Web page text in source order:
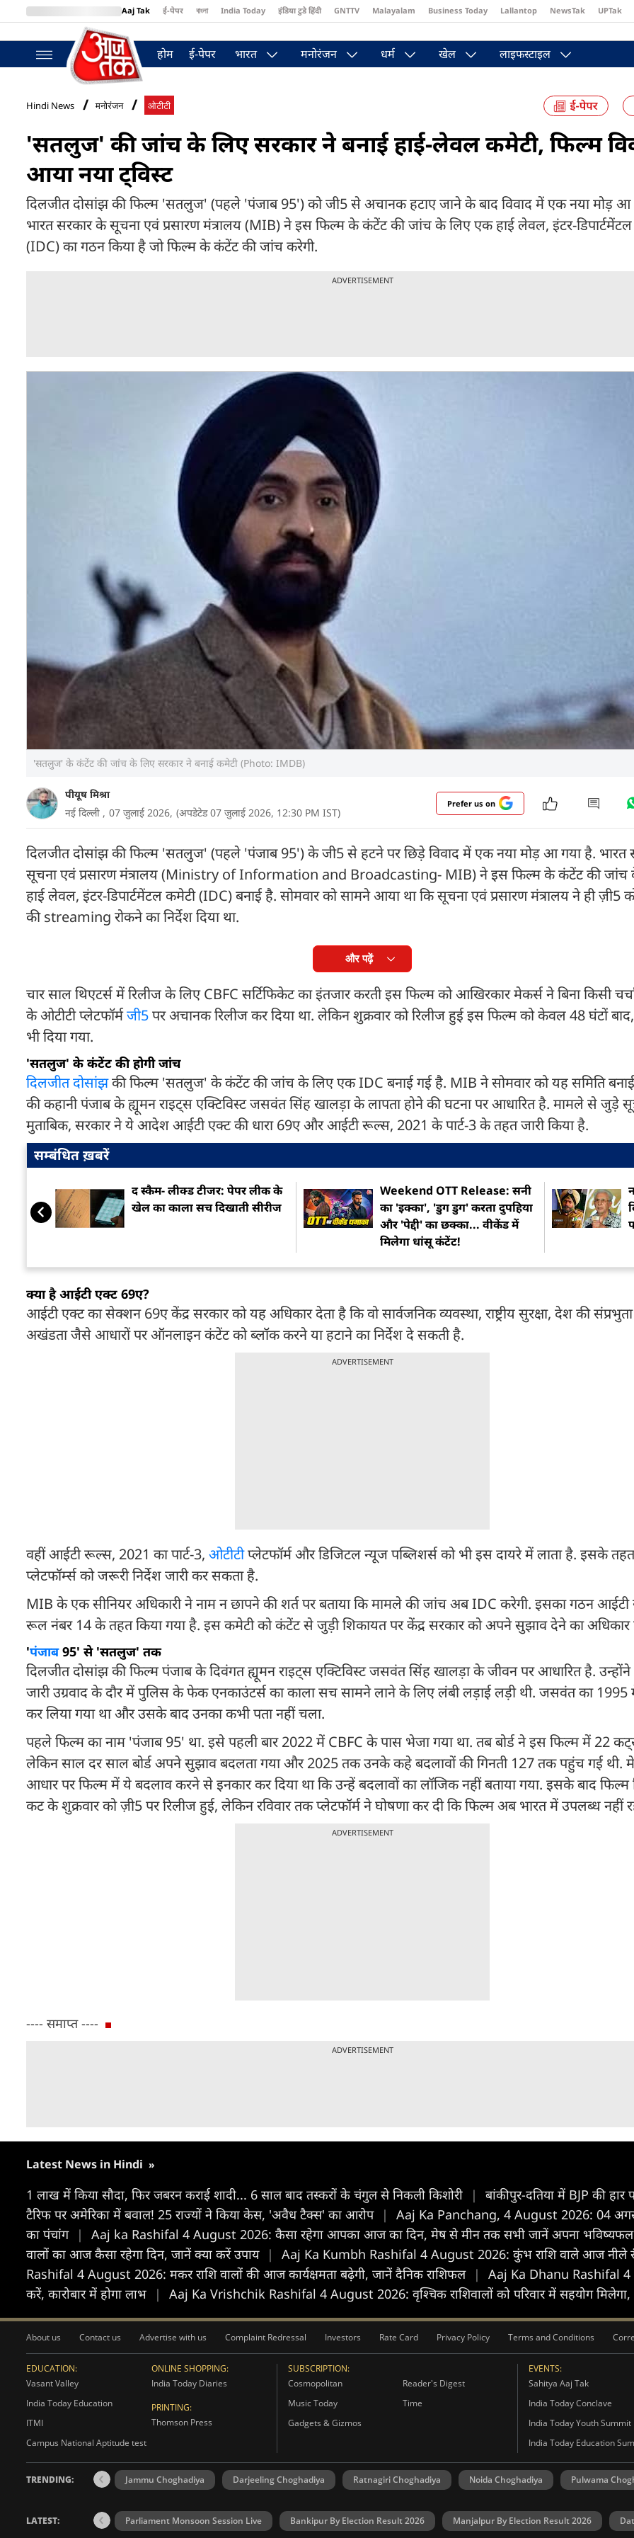
Aaj Tak ई-पेपर বাংলা India Today इंडिया टुडे हिंदी GNTTV Malayalam Business Today Lallantop NewsTak UPTak
BT Bazaar
होम ई-पेपर भारत मनोरंजन धर्म खेल लाइफस्टाइल
Hindi News मनोरंजन ओटीटी
'सतलुज' की जांच के लिए सरकार ने बनाई हाई-लेवल कमेटी, फिल्म
आया नया ट्व‍िस्ट
दिलजीत दोसांझ की फिल्म 'सतलुज' (पहले 'पंजाब 95') को जी5 से अचानक हटाए जाने के बाद विवाद में एक नया मोड़ आ
भारत सरकार के सूचना एवं प्रसारण मंत्रालय (MIB) ने इस फिल्म के कंटेंट की जांच के लिए एक हाई लेवल, इंटर-
(IDC) का गठन किया है जो फिल्म के कंटेंट की जांच करेगी.
ADVERTISEMENT
'सतलुज' के कंटेंट की जांच के लिए सरकार ने बनाई कमेटी (Photo: IMDB)
पीयूष मिश्रा
नई दिल्ली , 07 जुलाई 2026, (अपडेटेड 07 जुलाई 2026, 12:30 PM IST)
Prefer us on
दिलजीत दोसांझ की फिल्म 'सतलुज' (पहले 'पंजाब 95') के जी5 से हटने पर छिड़े विवाद में एक नया मोड़ आ गया है. भारत
सूचना एवं प्रसारण मंत्रालय (Ministry of Information and Broadcasting- MIB) ने इस फिल्म के कंटेंट की
हाई लेवल, इंटर-डिपार्टमेंटल कमेटी (IDC) बनाई है. सोमवार को सामने आया था कि सूचना एवं प्रसारण मंत्रालय ने ही
की streaming रोकने का निर्देश दिया था.
और पढ़ें
चार साल थिएटर्स में रिलीज के लिए CBFC सर्टिफिकेट का इंतजार करती इस फिल्म को आखिरकार मेकर्स ने बिना किसी
के ओटीटी प्लेटफॉर्मजी5पर अचानक रिलीज कर दिया था. लेकिन शुक्रवार को रिलीज हुई इस फिल्म को केवल 48 घंटों
भी दिया गया.
'सतलुज' के कंटेंट की होगी जांच
दिलजीत दोसांझकी फिल्म 'सतलुज' के कंटेंट की जांच के लिए एक IDC बनाई गई है. MIB ने सोमवार को यह समिति
की कहानी पंजाब के ह्यूमन राइट्स एक्टिविस्ट जसवंत सिंह खालड़ा के लापता होने की घटना पर आधारित है. मामले से जुड़े
मुताबिक, सरकार ने ये आदेश आईटी एक्ट की धारा 69ए और आईटी रूल्स, 2021 के पार्ट-3 के तहत जारी किया है.
सम्बंधित ख़बरें
द स्कैम- लीक्ड टीजर: पेपर लीक के
खेल का काला सच दिखाती सीरीज
Weekend OTT Release: सनी
का 'इक्का', 'डुग डुग' करता दुपहिया
और 'पेद्दी' का छक्का... वीकेंड में
मिलेगा धांसू कंटेंट!
क्या है आईटी एक्ट 69ए?
आईटी एक्ट का सेक्शन 69ए केंद्र सरकार को यह अधिकार देता है कि वो सार्वजनिक व्यवस्था, राष्ट्रीय सुरक्षा, देश की
अखंडता जैसे आधारों पर ऑनलाइन कंटेंट को ब्लॉक करने या हटाने का निर्देश दे सकती है.
ADVERTISEMENT
वहीं आईटी रूल्स, 2021 का पार्ट-3, ओटीटीप्लेटफॉर्म और डिजिटल न्यूज पब्लिशर्स को भी इस दायरे में लाता है. इसके
प्लेटफॉर्म्स को जरूरी निर्देश जारी कर सकता है.
MIB के एक सीनियर अधिकारी ने नाम न छापने की शर्त पर बताया कि मामले की जांच अब IDC करेगी. इसका गठन
रूल नंबर 14 के तहत किया गया है. इस कमेटी को कंटेंट से जुड़ी शिकायत पर केंद्र सरकार को अपने सुझाव देने का अधिकार
'पंजाब95' से 'सतलुज' तक
दिलजीत दोसांझ की फिल्म पंजाब के दिवंगत ह्यूमन राइट्स एक्टिविस्ट जसवंत सिंह खालड़ा के जीवन पर आधारित है.
जारी उग्रवाद के दौर में पुलिस के फेक एनकाउंटर्स का काला सच सामने लाने के लिए लंबी लड़ाई लड़ी थी. जसवंत का
कर लिया गया था और उसके बाद उनका कभी पता नहीं चला.
पहले फिल्म का नाम 'पंजाब 95' था. इसे पहली बार 2022 में CBFC के पास भेजा गया था. तब बोर्ड ने इस फिल्म में 22
लेकिन साल दर साल बोर्ड अपने सुझाव बदलता गया और 2025 तक उनके कहे बदलावों की गिनती 127 तक पहुंच गई थी.
आधार पर फिल्म में ये बदलाव करने से इनकार कर दिया था कि उन्हें बदलावों का लॉजिक नहीं बताया गया. इसके बाद फिल्म
कट के शुक्रवार को ज़ी5 पर रिलीज हुई, लेकिन रविवार तक प्लेटफॉर्म ने घोषणा कर दी कि फिल्म अब भारत में उपलब्ध नहीं
ADVERTISEMENT
---- समाप्त ----
ADVERTISEMENT
Latest News in Hindi »
1 लाख में किया सौदा, फिर जबरन कराई शादी... 6 साल बाद तस्करों के चंगुल से निकली किशोरी | बांकीपुर-दतिया में BJP की हार
टैरिफ पर अमेरिका में बवाल! 25 राज्यों ने किया केस, 'अवैध टैक्स' का आरोप |
Aaj Ka Panchang, 4 August 2026: 04
का पंचांग | Aaj ka Rashifal 4 August 2026: कैसा रहेगा आपका आज का द‍िन, मेष से मीन तक सभी जानें अपना भविष्यफल
वालों का आज कैसा रहेगा दिन, जानें क्या करें उपाय | Aaj Ka Kumbh Rashifal 4 August 2026: कुंभ राशि वाले आज नीले
Rashifal 4 August 2026: मकर राशि वालों की आज कार्यक्षमता बढ़ेगी, जानें दैनिक राशिफल |
Aaj Ka Dhanu Rashifal 4
करें, कारोबार में होगा लाभ
| Aaj Ka Vrishchik Rashifal 4 August 2026: वृश्चिक राशिवालों को परिवार में सहयोग मिलेगा,
About us Contact us Advertise with us Complaint Redressal Investors Rate Card Privacy Policy Terms and Conditions
EDUCATION:
Vasant Valley
India Today Education
ITMI
Campus National Aptitude test
ONLINE SHOPPING:
India Today Diaries
PRINTING:
Thomson Press
SUBSCRIPTION:
Cosmopolitan
Reader's Digest
Music Today
Time
Gadgets & Gizmos
EVENTS:
Sahitya Aaj Tak
India Today Conclave
India Today Youth Summit
India Today Education
TRENDING: Jammu Choghadiya Darjeeling Choghadiya Ratnagiri Choghadiya Noida Choghadiya Pulwama
LATEST: Parliament Monsoon Session Live Bankipur By Election Result 2026 Manjalpur By Election Result 2026